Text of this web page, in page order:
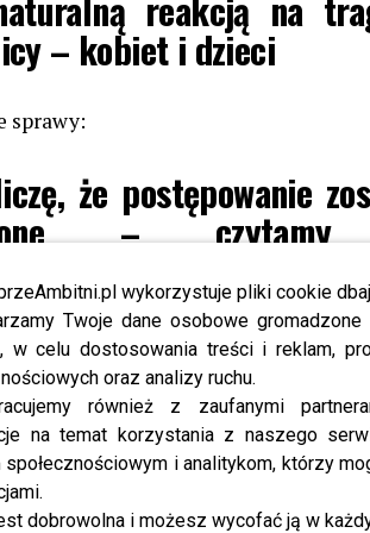
wykorzystuje pliki cookie
Twoje dane osobowe
w celu dostosowania treści i reklam,
oraz analizy ruchu.
również z zaufanymi
na temat korzystania z naszego
społecznościowym i analitykom, którzy
dobrowolna i możesz wycofać ją w
– kobiet i dzieci
sprawy:
że postępowanie
–
jednak mam
cierpiącym,
mnie z zasłoniętą
do pisania o
wizerunku i